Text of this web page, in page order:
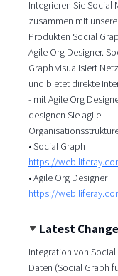
Integrieren Sie Social
zusammen mit
Produkten Social
Agile Org Designer.
Graph visualisiert
und bietet direkte
- mit Agile Org
designen Sie agile
• Social Graph
https://
• Agile Org Designer
https://
Latest
Integration von Social
Daten (Social Graph